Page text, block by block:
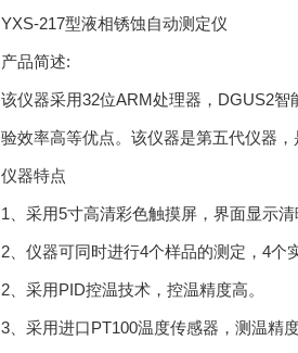
YXS-217型液相锈蚀自动测定仪
产品简述:
该仪器采用32位ARM处理器，DGUS2
验效率高等优点。该仪器是第五代仪器，
仪器特点
1、采用5寸高清彩色触摸屏，界面显示清
2、仪器可同时进行4个样品的测定，4个
2、采用PID控温技术，控温精度高。
3、采用进口PT100温度传感器，测温精度